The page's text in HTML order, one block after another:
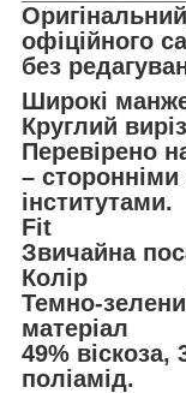
офіційного
без
Широкі
Круглий
Перевірено
–
інститутами.
Fit
Звичайна
Колір
Темно-
матеріал
49% віскоза,
поліамід.